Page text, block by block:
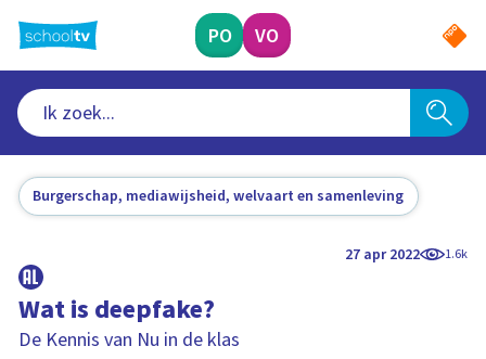
naar
hoofdinhoud
PO VO
Burgerschap, mediawijsheid, welvaart en samenleving
27 apr 2022 1.6k
Wat is deepfake?
De Kennis van Nu in de klas